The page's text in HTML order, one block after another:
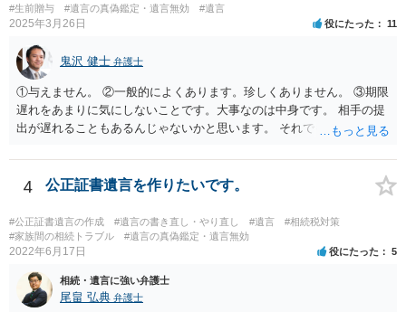
#生前贈与
#遺言の真偽鑑定・遺言無効 #遺言
2025年3月26日 役にたった 11
鬼沢 健士 弁護士
①与えません。 ②一般的によくあります。珍しくありません。 ③期限
遅れをあまりに気にしないことです。大事なのは中身です。 相手の提
出が遅れることもあるんじゃないかと思います。 それでもあなた有利
4 公正証書遺言を作りたいです。
#公正証書遺言の作成 #遺言の書き直し・やり直し #遺言
#相続税対策
#家族間の相続トラブル
#遺言の真偽鑑定・遺言無効
2022年6月17日 役にたった 5
相続・遺言に強い弁護士
尾畠 弘典 弁護士